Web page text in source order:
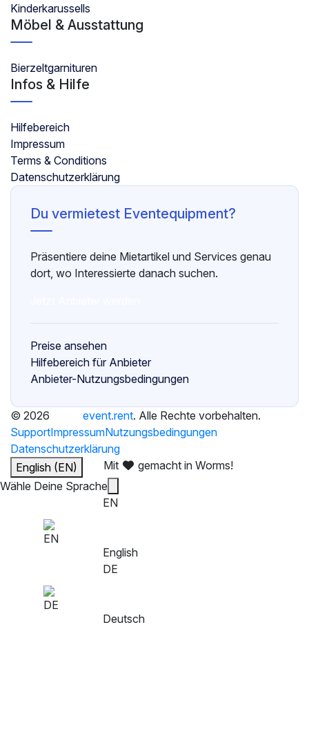
Kinderkarussells
Möbel & Ausstattung
Bierzeltgarnituren
Infos & Hilfe
Hilfebereich
Impressum
Terms & Conditions
Datenschutzerklärung
Du vermietest Eventequipment?
Präsentiere deine Mietartikel und Services genau
dort, wo Interessierte danach suchen.
Preise ansehen
Hilfebereich für Anbieter
Anbieter-Nutzungsbedingungen
© 2026 event.rent. Alle Rechte vorbehalten.
SupportImpressumNutzungsbedingungen
Datenschutzerklärung
English (EN)
Mit
gemacht in Worms!
Wähle Deine Sprache
EN
English
DE
Deutsch